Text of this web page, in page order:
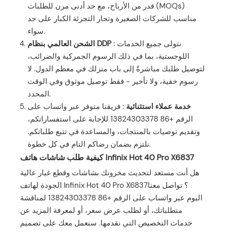
قدر من الأرباح، مع حد أدنى مرن للطلبات (MOQs)
مناسب للشركات الصغيرة وتجار التجزئة الكبار على حد
سواء.
الشحن العالمي بنظام DDP : نتولى جميع الخدمات
اللوجستية، بما في ذلك الرسوم الجمركية والضرائب،
لتوصيل طلبك مباشرةً إلى باب منزلك في معظم الدول. لا
رسوم خفية، ولا تأخير - فقط توصيل موثوق وفي الوقت
المحدد.
خدمة عملاء استثنائية : فريقنا متوفر عبر واتساب على
الرقم +86 13824303378 للإجابة على استفساراتكم،
وتقديم توصيات بالمنتجات، والمساعدة في تتبع طلباتكم.
نلتزم بضمان رضاكم التام في كل خطوة.
كيفية طلب شاشات هاتف Infinix Hot 40 Pro X6837
هل أنت مستعد لتحديث مخزونك بشاشات وقطع غيار عالية
الجودة لهاتف Infinix Hot 40 Pro X6837؟ تواصل معنا
اليوم عبر واتساب على الرقم +86 13824303378 لمناقشة
متطلباتك، أو لطلب عرض سعر، أو لمعرفة المزيد عن
خدمات التخصيص التي نقدمها. سنعمل معك على تصميم